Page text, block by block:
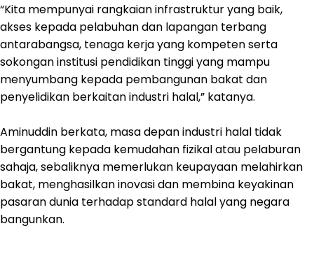
“Kita mempunyai rangkaian infrastruktur yang baik,
akses kepada pelabuhan dan lapangan terbang
antarabangsa, tenaga kerja yang kompeten serta
sokongan institusi pendidikan tinggi yang mampu
menyumbang kepada pembangunan bakat dan
penyelidikan berkaitan industri halal,” katanya.
Aminuddin berkata, masa depan industri halal tidak
bergantung kepada kemudahan fizikal atau pelaburan
sahaja, sebaliknya memerlukan keupayaan melahirkan
bakat, menghasilkan inovasi dan membina keyakinan
pasaran dunia terhadap standard halal yang negara
bangunkan.